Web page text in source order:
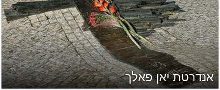
אנדרטת יאן פאלך